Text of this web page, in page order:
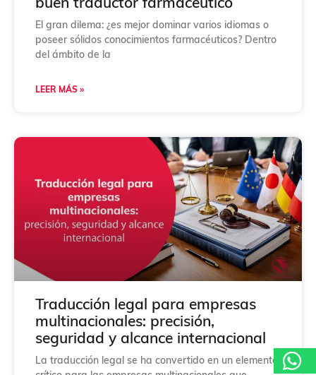
El gran dilema: ¿es mejor dominar varios idiomas o
poseer sólidos conocimientos farmacéuticos? Dentro
del ámbito de la
LEER MÁS »
Traducción legal para empresas
multinacionales: precisión,
seguridad y alcance internacional
La traducción legal se ha convertido en un elemento